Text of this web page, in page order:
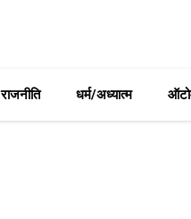
राजनीति धर्म/अध्यात्म